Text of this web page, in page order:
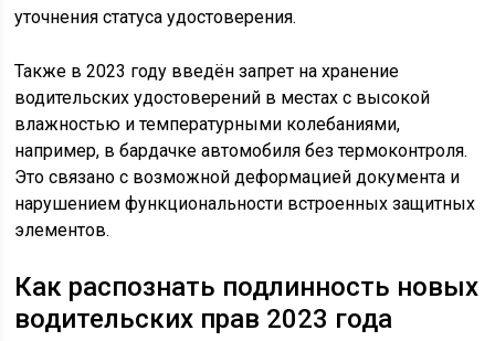
уточнения статуса удостоверения.
Также в 2023 году введён запрет на хранение
водительских удостоверений в местах с высокой
влажностью и температурными колебаниями,
например, в бардачке автомобиля без термоконтроля.
Это связано с возможной деформацией документа и
нарушением функциональности встроенных защитных
элементов.
Как распознать подлинность новых
водительских прав 2023 года